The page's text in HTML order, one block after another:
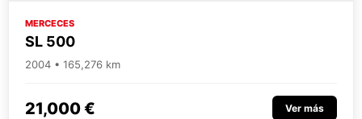
MERCECES
SL 500
2004 • 165,276 km
21,000 € Ver más